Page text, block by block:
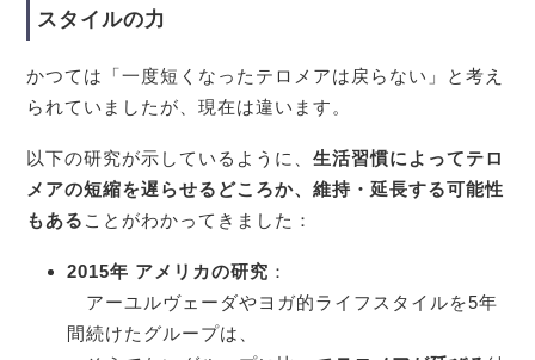
スタイルの力
かつては「一度短くなったテロメアは戻らない」と考え
られていましたが、現在は違います。
以下の研究が示しているように、生活習慣によってテロ
メアの短縮を遅らせるどころか、維持・延長する可能性
もある ことがわかってきました：
2015年 アメリカの研究 ：
アーユルヴェーダやヨガ的ライフスタイルを5年
間続けたグループは、